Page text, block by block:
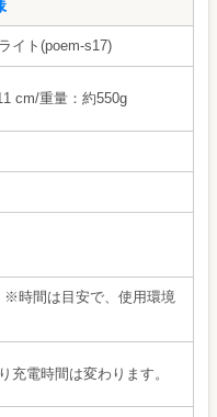
イト(poem-s17)
cm/重量：約550g
時間は目安で、使用環境
電時間は変わります。